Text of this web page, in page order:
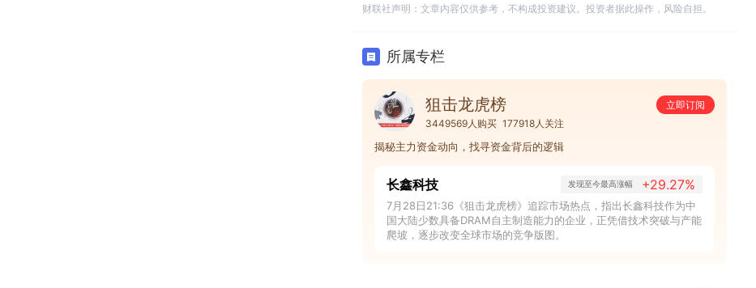
财联社声明：文章内容仅供参考，不构成投资建议。投资者据此操作，风险自担。
所属专栏
狙击龙虎榜
立即订阅
3449569人购买 177918人关注
揭秘主力资金动向，找寻资金背后的逻辑
长鑫科技 发现至今最高涨幅 +29.27%
7月28日21:36《狙击龙虎榜》追踪市场热点，指出长鑫科技作为中
国大陆少数具备DRAM自主制造能力的企业，正凭借技术突破与产能
爬坡，逐步改变全球市场的竞争版图。